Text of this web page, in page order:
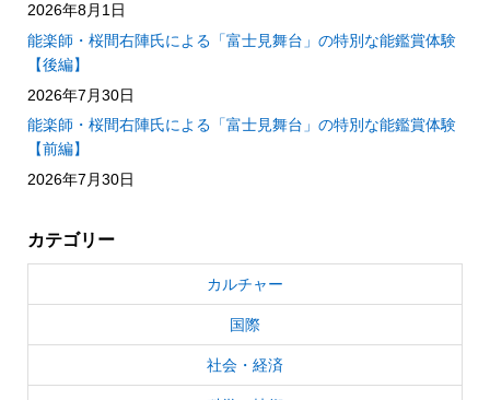
2026年8月1日
能楽師・桜間右陣氏による「富士見舞台」の特別な能鑑賞体験
【後編】
2026年7月30日
能楽師・桜間右陣氏による「富士見舞台」の特別な能鑑賞体験
【前編】
2026年7月30日
カテゴリー
カルチャー
国際
社会・経済